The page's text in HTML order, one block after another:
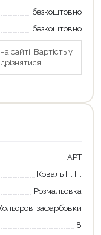
безкоштовно
безкоштовно
сайті. Вартість у
АРТ
Коваль Н. Н.
Розмальовка
зафарбовки
8